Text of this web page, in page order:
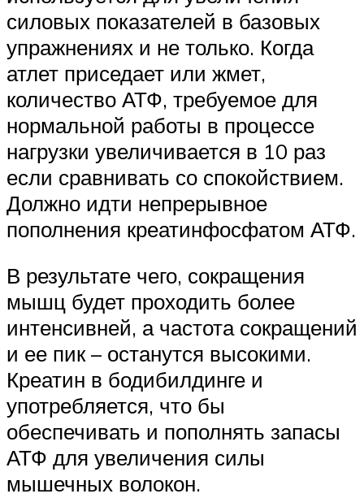
силовых показателей в базовых
упражнениях и не только. Когда
атлет приседает или жмет,
количество АТФ, требуемое для
нормальной работы в процессе
нагрузки увеличивается в 10 раз
если сравнивать со спокойствием.
Должно идти непрерывное
пополнения креатинфосфатом АТФ.
В результате чего, сокращения
мышц будет проходить более
интенсивней, а частота сокращений
и ее пик – останутся высокими.
Креатин в бодибилдинге и
употребляется, что бы
обеспечивать и пополнять запасы
АТФ для увеличения силы
мышечных волокон.